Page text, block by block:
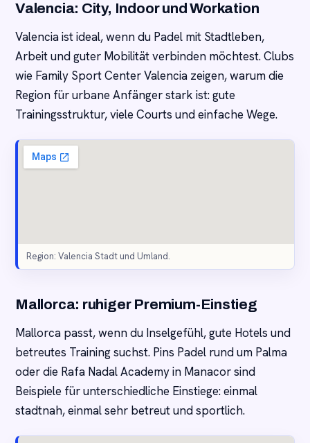
Valencia: City, Indoor und Workation
Valencia ist ideal, wenn du Padel mit Stadtleben,
Arbeit und guter Mobilität verbinden möchtest. Clubs
wie Family Sport Center Valencia zeigen, warum die
Region für urbane Anfänger stark ist: gute
Trainingsstruktur, viele Courts und einfache Wege.
Region: Valencia Stadt und Umland.
Mallorca: ruhiger Premium-Einstieg
Mallorca passt, wenn du Inselgefühl, gute Hotels und
betreutes Training suchst. Pins Padel rund um Palma
oder die Rafa Nadal Academy in Manacor sind
Beispiele für unterschiedliche Einstiege: einmal
stadtnah, einmal sehr betreut und sportlich.